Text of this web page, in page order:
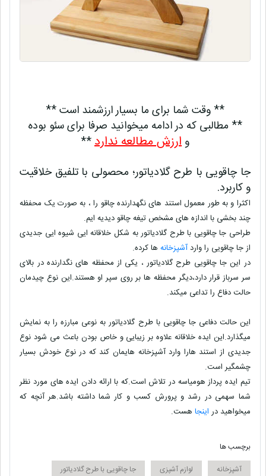
** وقت شما برای ما بسیار ارزشمند است **
** مطالبی که در ادامه میخوانید صرفا برای سئو بوده
و ارزش مطالعه ندارد**
جا چاقویی با طرح گلادیاتور؛ محصولی با تلفیق خلاقیت
و کاربرد.
اکثرا و به طور معمول استند های نگهدارنده چاقو را ، به صورت یک محفظه
چند بخشی با اندازه های مشخص تیغه چاقو دیدیه ایم.
طراحی جا چاقویی با طرح گلادیاتور به شکل خلاقانه ایی شیوه ایی جدیدی
از جا چاقویی را واردآشپزخانه ها کرده.
در این جا چاقویی طرح گلادیاتور ، یکی از محفظه های نگدارنده در بالای
سر سرباز قرار دارد،دیگر محفظه ها بر روی سپر او هستند.این نوع چیدمان
حالت دفاع را تداعی میکند.
این حالت دفاعی جا چاقویی با طرح گلادیاتور به نوعی مبارزه را به نمایش
میگذارد.این ایده خلاقانه علاوه بر زیبایی و خاص بودن باعث می شود نوع
جدیدی از استند هارا وارد آشپزخانه هایمان کند که در نوع خودش بسیار
چشمگیر است.
تیم ایده پرداز هومیاسه در تلاش است.که با ارائه دادن ایده های مورد نظر
شما سهمی در رشد و پرورش کسب و کار شما داشته باشد.هر آنچه که
میخواهید در اینجا هست.
برچسب ها
آشپزخانه
لوازم آشپزی
جا چاقویی با طرح گلادیاتور